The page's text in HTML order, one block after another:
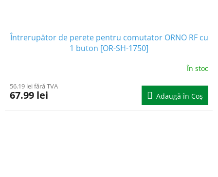
Întrerupător de perete pentru comutator ORNO RF cu
1 buton [OR-SH-1750]
În stoc
56.19 lei fără TVA
67.99 lei Adaugă în Coş